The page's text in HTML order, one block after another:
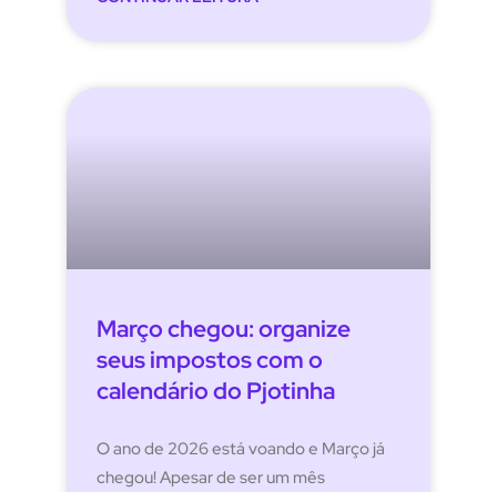
Março chegou: organize
seus impostos com o
calendário do Pjotinha
O ano de 2026 está voando e Março já
chegou! Apesar de ser um mês